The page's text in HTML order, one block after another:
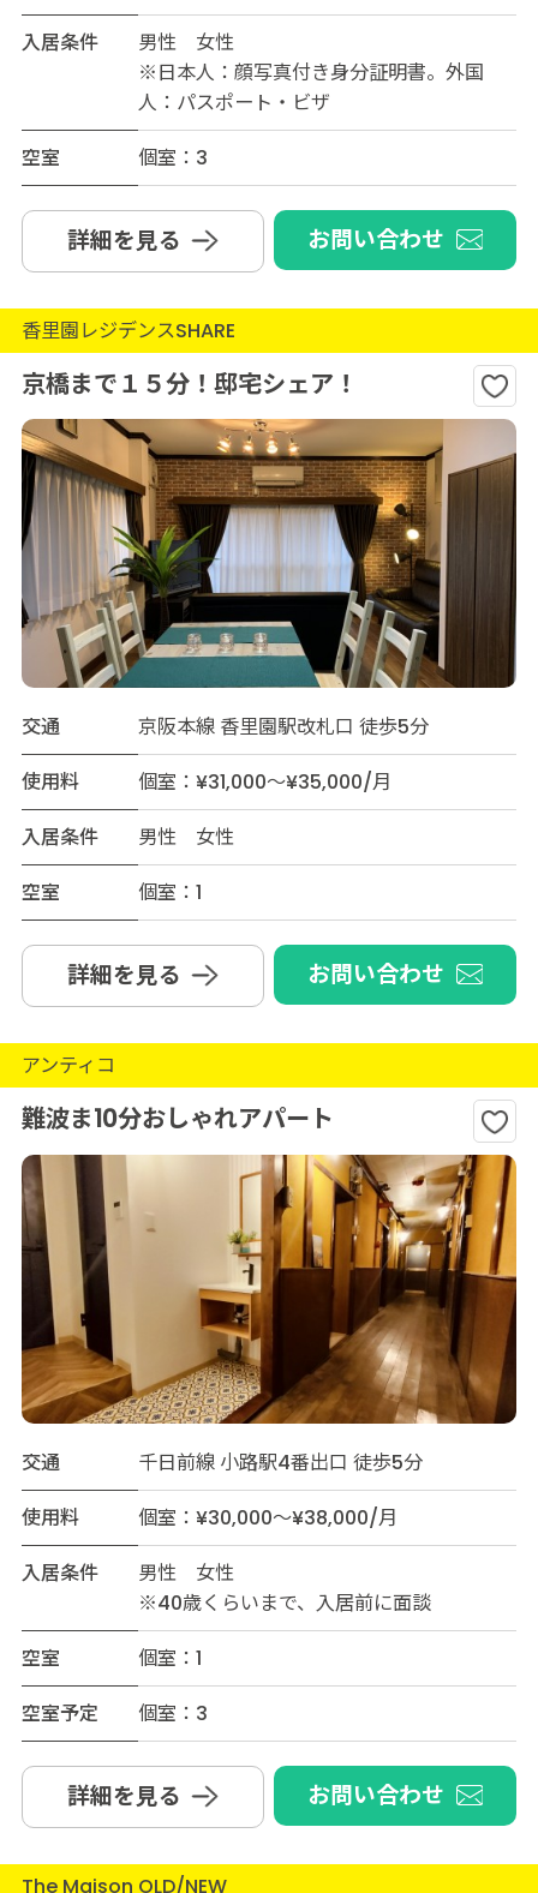
入居条件
男性 女性
※日本人：顔写真付き身分証明書。外国
人：パスポート・ビザ
空室
個室：3
詳細を見る お問い合わせ
香里園レジデンスSHARE
京橋まで１５分！邸宅シェア！
交通
京阪本線 香里園駅改札口 徒歩5分
使用料
個室：¥31,000～¥35,000/月
入居条件
男性 女性
空室
個室：1
詳細を見る お問い合わせ
アンティコ
難波ま10分おしゃれアパート
交通
千日前線 小路駅4番出口 徒歩5分
使用料
個室：¥30,000～¥38,000/月
入居条件
男性 女性
※40歳くらいまで、入居前に面談
空室
個室：1
空室予定
個室：3
詳細を見る お問い合わせ
The Maison OLD/NEW